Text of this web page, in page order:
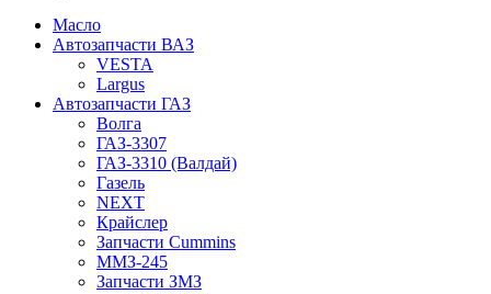
Масло
Автозапчасти ВАЗ
VESTA
Largus
Автозапчасти ГАЗ
Волга
ГАЗ-3307
ГАЗ-3310 (Валдай)
Газель
NEXT
Крайслер
Запчасти Cummins
ММЗ-245
Запчасти ЗМЗ